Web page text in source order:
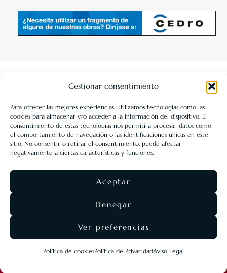
Gestionar consentimiento
Para ofrecer las mejores experiencias, utilizamos tecnologías como las
cookies para almacenar y/o acceder a la información del dispositivo. El
consentimiento de estas tecnologías nos permitirá procesar datos como
el comportamiento de navegación o las identificaciones únicas en este
sitio. No consentir o retirar el consentimiento, puede afectar
negativamente a ciertas características y funciones.
Aceptar
Denegar
Ver preferencias
Política de cookiesPolítica de PrivacidadAviso Legal
LIBRERÍA UNIVERSITARIA LEÓN 1980 SLL ha sido beneficiaria
de Fondos Europeos, cuyo objetivo es la mejora de la
competitividad de las PYMES, y gracias al cual ha puesto en
marcha un Plan de Acción con el objetivo de reforzar la
digitalización y la competitividad de las pymes durante el año
2025. Para ello ha contado con el apoyo del Programa Pyme
Digital de la Cámara de Comercio de León.
Eolas Ediciones2026 ·SEO & diseño webAgencia